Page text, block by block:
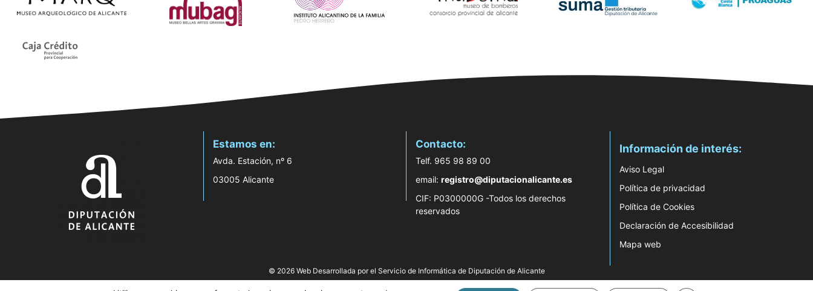
Estamos en:
Avda. Estación, nº 6
03005 Alicante
Contacto:
Telf. 965 98 89 00
email: registro@diputacionalicante.es
CIF: P0300000G -Todos los derechos
reservados
Información de interés:
Aviso Legal
Política de privacidad
Política de Cookies
Declaración de Accesibilidad
Mapa web
© 2026 Web Desarrollada por el Servicio de Informática de Diputación de Alicante